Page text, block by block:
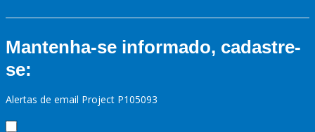
Mantenha-se informado, cadastre-
se:
Alertas de email Project P105093